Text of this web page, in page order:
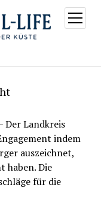
Menü
öffnen
Der Landkreis
indem
auszeichnet,
haben. Die
für die